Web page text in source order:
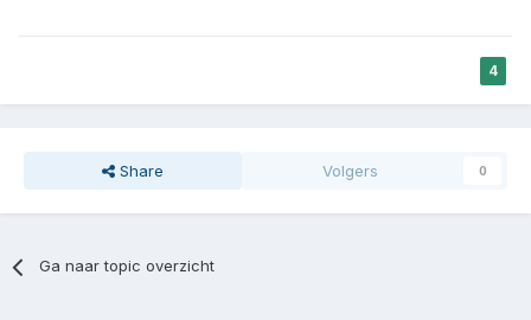
4
Share Volgers 0
Ga naar topic overzicht